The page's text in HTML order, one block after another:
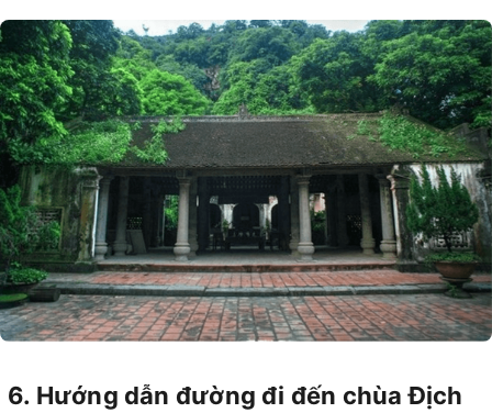
6. Hướng dẫn đường đi đến chùa Địch